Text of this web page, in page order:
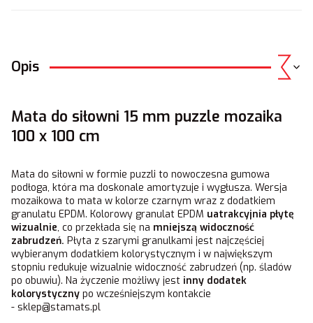
Opis
Mata do siłowni 15 mm puzzle mozaika
100 x 100 cm
Mata do siłowni w formie puzzli to nowoczesna gumowa
podłoga, która ma doskonale amortyzuje i wygłusza. Wersja
mozaikowa to mata w kolorze czarnym wraz z dodatkiem
granulatu EPDM. Kolorowy granulat EPDM uatrakcyjnia płytę
wizualnie, co przekłada się na mniejszą widoczność
zabrudzeń. Płyta z szarymi granulkami jest najczęściej
wybieranym dodatkiem kolorystycznym i w największym
stopniu redukuje wizualnie widoczność zabrudzeń (np. śladów
po obuwiu). Na życzenie możliwy jest inny dodatek
kolorystyczny po wcześniejszym kontakcie
- sklep@stamats.pl